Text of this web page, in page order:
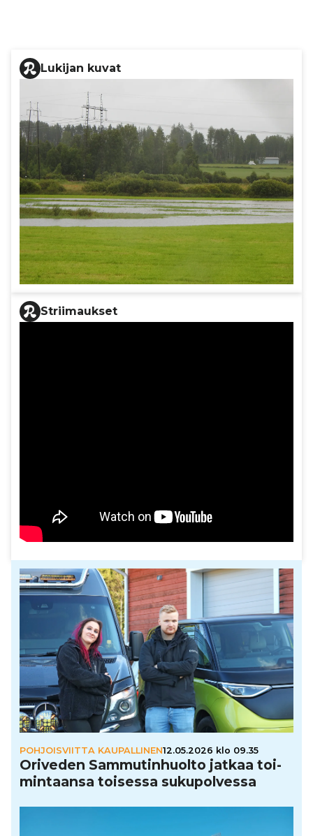
Lukijan kuvat
Striimaukset
POHJOISVIITTA KAUPALLINEN12.05.2026 klo 09.35
Oriveden Sam­mu­tin­huolto jatkaa toi­
min­taansa toisessa suku­pol­vessa